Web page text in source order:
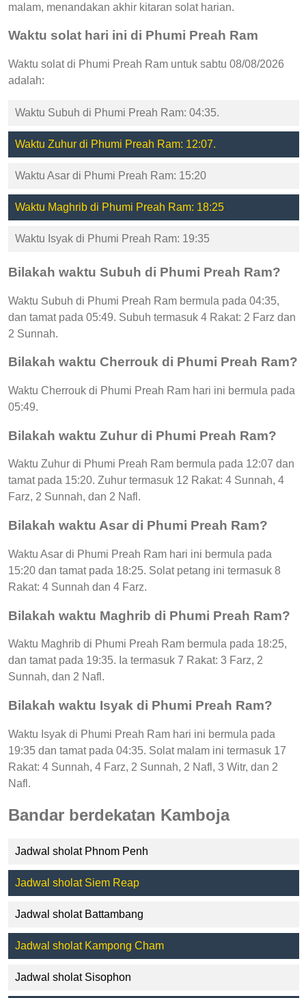
malam, menandakan akhir kitaran solat harian.
Waktu solat hari ini di Phumi Preah Ram
Waktu solat di Phumi Preah Ram untuk sabtu 08/08/2026
adalah:
Waktu Subuh di Phumi Preah Ram: 04:35.
Waktu Zuhur di Phumi Preah Ram: 12:07.
Waktu Asar di Phumi Preah Ram: 15:20
Waktu Maghrib di Phumi Preah Ram: 18:25
Waktu Isyak di Phumi Preah Ram: 19:35
Bilakah waktu Subuh di Phumi Preah Ram?
Waktu Subuh di Phumi Preah Ram bermula pada 04:35,
dan tamat pada 05:49. Subuh termasuk 4 Rakat: 2 Farz dan
2 Sunnah.
Bilakah waktu Cherrouk di Phumi Preah Ram?
Waktu Cherrouk di Phumi Preah Ram hari ini bermula pada
05:49.
Bilakah waktu Zuhur di Phumi Preah Ram?
Waktu Zuhur di Phumi Preah Ram bermula pada 12:07 dan
tamat pada 15:20. Zuhur termasuk 12 Rakat: 4 Sunnah, 4
Farz, 2 Sunnah, dan 2 Nafl.
Bilakah waktu Asar di Phumi Preah Ram?
Waktu Asar di Phumi Preah Ram hari ini bermula pada
15:20 dan tamat pada 18:25. Solat petang ini termasuk 8
Rakat: 4 Sunnah dan 4 Farz.
Bilakah waktu Maghrib di Phumi Preah Ram?
Waktu Maghrib di Phumi Preah Ram bermula pada 18:25,
dan tamat pada 19:35. Ia termasuk 7 Rakat: 3 Farz, 2
Sunnah, dan 2 Nafl.
Bilakah waktu Isyak di Phumi Preah Ram?
Waktu Isyak di Phumi Preah Ram hari ini bermula pada
19:35 dan tamat pada 04:35. Solat malam ini termasuk 17
Rakat: 4 Sunnah, 4 Farz, 2 Sunnah, 2 Nafl, 3 Witr, dan 2
Nafl.
Bandar berdekatan Kamboja
Jadwal sholat Phnom Penh
Jadwal sholat Siem Reap
Jadwal sholat Battambang
Jadwal sholat Kampong Cham
Jadwal sholat Sisophon